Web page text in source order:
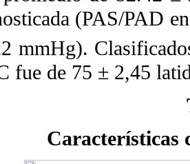
(PAS/PAD
mmHg).
fue de 75 ± 2,45
Características